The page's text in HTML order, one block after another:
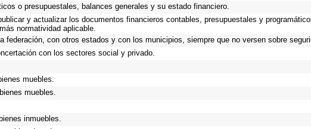
o presupuestales, balances generales y su estado financiero.
y actualizar los documentos financieros contables, presupuestales y
normatividad aplicable.
federación, con otros estados y con los municipios, siempre que no versen sobre
con los sectores social y privado.
muebles.
muebles.
inmuebles.